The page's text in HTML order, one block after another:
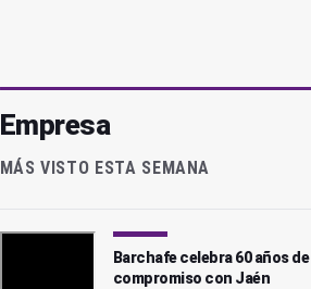
Empresa
MÁS VISTO ESTA SEMANA
Barchafe celebra 60 años de
compromiso con Jaén